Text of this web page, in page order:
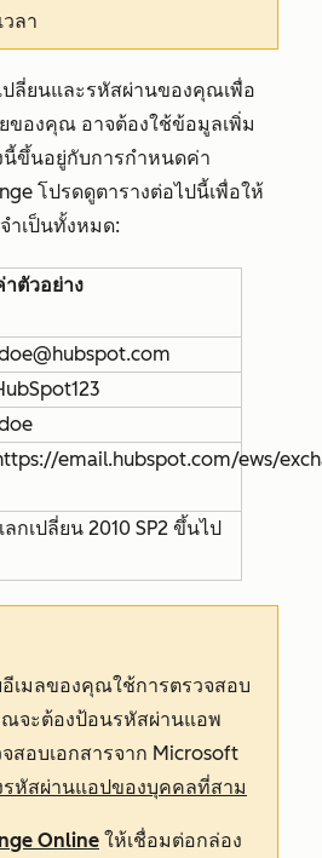
ลา
ปลี่ยนและรหัสผ่านของคุณเพื่อ
ของคุณ อาจต้องใช้ข้อมูลเพิ่ม
นี้ขึ้นอยู่กับการกำหนดค่า
โปรดดูตารางต่อไปนี้เพื่อให้
เป็นทั้งหมด:
าตัวอย่าง
email.hubspot.com/ews/
ลกเปลี่ยน 2010 SP2 ขึ้นไป
เมลของคุณใช้การตรวจสอบ
จะต้องป้อนรหัสผ่านแอพ
สอบเอกสารจาก Microsoft
รหัสผ่านแอปของบุคคลที่สาม
Online ให้เชื่อมต่อกล่อง